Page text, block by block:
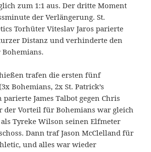
zum 1:1 aus. Der dritte Moment
der Verlängerung. St.
Torhüter Viteslav Jaros parierte
Distanz und verhinderte den
trafen die ersten fünf
Bohemians, 2x St. Patrick’s
James Talbot gegen Chris
der Vorteil für Bohemians war gleich
Tyreke Wilson seinen Elfmeter
Dann traf Jason McClelland für
und alles war wieder